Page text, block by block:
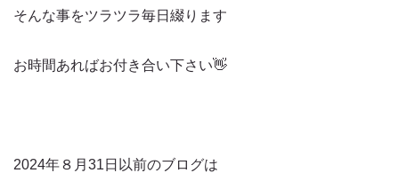
そんな事をツラツラ毎日綴ります
お時間あればお付き合い下さい👋
2024年８月31日以前のブログは